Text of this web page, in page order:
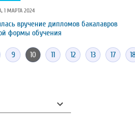
1 МАРТА 2024
вручение дипломов бакалавров
формы обучения
9 10 11 12 13 17